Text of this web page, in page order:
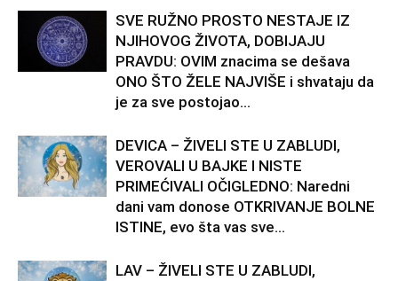
SVE RUŽNO PROSTO NESTAJE IZ
NJIHOVOG ŽIVOTA, DOBIJAJU
PRAVDU: OVIM znacima se dešava
ONO ŠTO ŽELE NAJVIŠE i shvataju da
je za sve postojao...
DEVICA – ŽIVELI STE U ZABLUDI,
VEROVALI U BAJKE I NISTE
PRIMEĆIVALI OČIGLEDNO: Naredni
dani vam donose OTKRIVANJE BOLNE
ISTINE, evo šta vas sve...
LAV – ŽIVELI STE U ZABLUDI,